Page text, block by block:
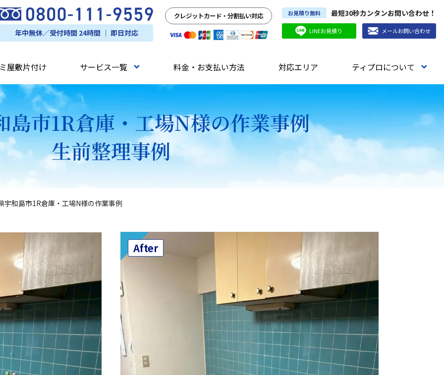
年中無休／受付時間 24時間 ｜ 即日対応
クレジットカード・分割払い対応 お見積り無料 最短30秒カンタンお問い合わせ！
LINEお見積り メールお問い合わせ
屋敷片付け サービス一覧 料金・お支払い方法 対応エリア ティプロについて
島市1R倉庫・工場N様の作業事例
生前整理事例
宇和島市1R倉庫・工場N様の作業事例
After